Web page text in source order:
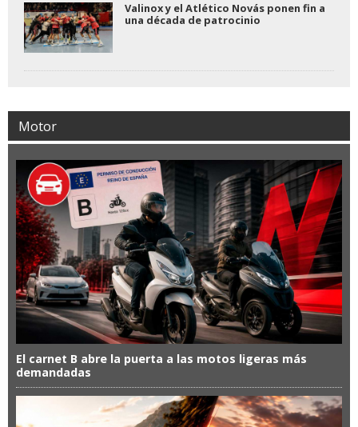
Valinox y el Atlético Novás ponen fin a
una década de patrocinio
Motor
El carnet B abre la puerta a las motos ligeras más
demandadas